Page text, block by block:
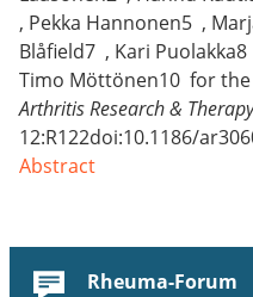
, Pekka Hannonen5 ,
Blåfield7 , Kari
Timo Möttönen10 for the
Arthritis Research & Therapy
12:R122doi:10.1186/
Abstract
Rheuma-Forum